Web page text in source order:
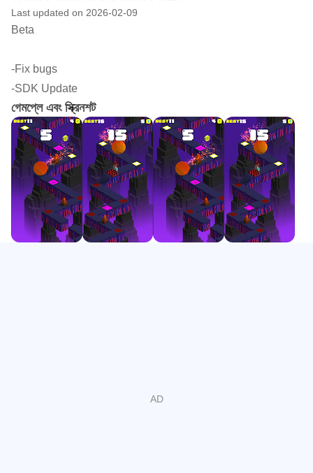
*আনলক করার অনন্য ক্ষমতা সহ 10 টিরও বেশি অক্ষর।
* আপনাকে পালাতে সাহায্য করার জন্য অসংখ্য পাওয়ার-আপ এবং আপগ্রেড।
নিমজ্জিত করে।
* টেম্পল এস্কেপ রান চ্যালেঞ্জ শুরু করুন এবং প্রাচীন মন্দিরগুলির অভিশাপ থেকে
বাঁচার চেষ্টা করুন। এখন ডাউনলোড করুন এবং আপনার সাহসিক কাজ শুরু করুন!
Last updated on 2026-02-09
Beta
-Fix bugs
-SDK Update
গেমপ্লে এবং স্ক্রিনশট